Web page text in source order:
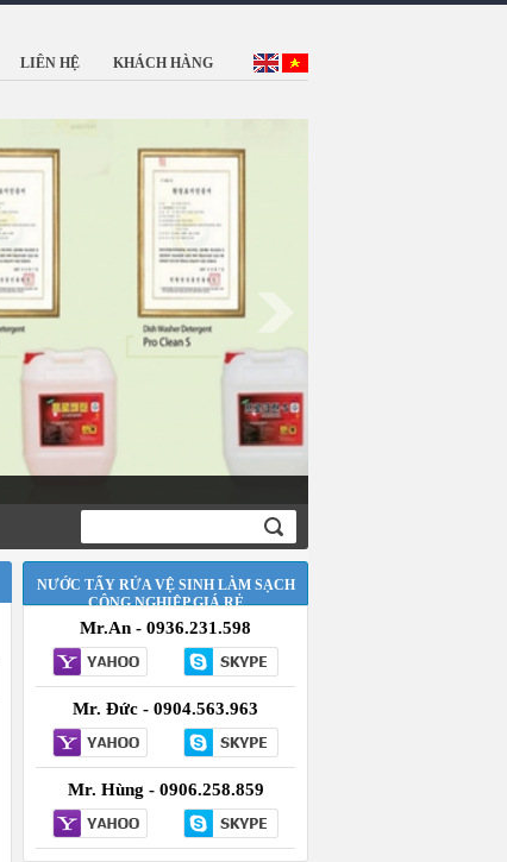
LIÊN HỆ KHÁCH HÀNG
NƯỚC TẨY RỬA VỆ SINH LÀM SẠCH
CÔNG NGHIỆP GIÁ RẺ
Mr.An - 0936.231.598
Mr. Đức - 0904.563.963
Mr. Hùng - 0906.258.859